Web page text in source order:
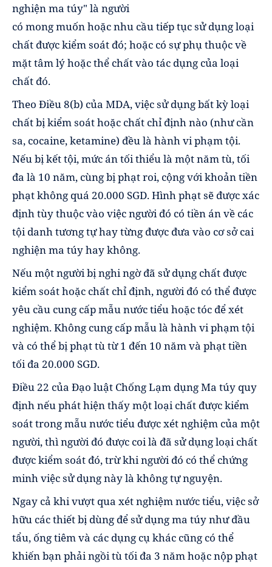
nghiện ma túy" là người
có mong muốn hoặc nhu cầu tiếp tục sử dụng loại
chất được kiểm soát đó; hoặc có sự phụ thuộc về
mặt tâm lý hoặc thể chất vào tác dụng của loại
chất đó.
Theo Điều 8(b) của MDA, việc sử dụng bất kỳ loại
chất bị kiểm soát hoặc chất chỉ định nào (như cần
sa, cocaine, ketamine) đều là hành vi phạm tội.
Nếu bị kết tội, mức án tối thiểu là một năm tù, tối
đa là 10 năm, cùng bị phạt roi, cộng với khoản tiền
phạt không quá 20.000 SGD. Hình phạt sẽ được xác
định tùy thuộc vào việc người đó có tiền án về các
tội danh tương tự hay từng được đưa vào cơ sở cai
nghiện ma túy hay không.
Nếu một người bị nghi ngờ đã sử dụng chất được
kiểm soát hoặc chất chỉ định, người đó có thể được
yêu cầu cung cấp mẫu nước tiểu hoặc tóc để xét
nghiệm. Không cung cấp mẫu là hành vi phạm tội
và có thể bị phạt tù từ 1 đến 10 năm và phạt tiền
tối đa 20.000 SGD.
Điều 22 của Đạo luật Chống Lạm dụng Ma túy quy
định nếu phát hiện thấy một loại chất được kiểm
soát trong mẫu nước tiểu được xét nghiệm của một
người, thì người đó được coi là đã sử dụng loại chất
được kiểm soát đó, trừ khi người đó có thể chứng
minh việc sử dụng này là không tự nguyện.
Ngay cả khi vượt qua xét nghiệm nước tiểu, việc sở
hữu các thiết bị dùng để sử dụng ma túy như đầu
tẩu, ống tiêm và các dụng cụ khác cũng có thể
khiến bạn phải ngồi tù tối đa 3 năm hoặc nộp phạt